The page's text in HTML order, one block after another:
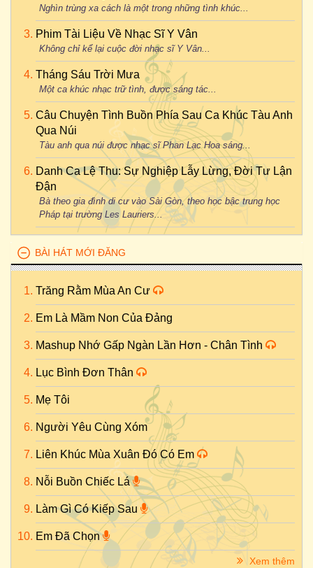
Nghìn trùng xa cách là một trong những tình khúc...
Phim Tài Liệu Về Nhạc Sĩ Y Vân
Không chỉ kể lại cuộc đời nhạc sĩ Y Vân...
Tháng Sáu Trời Mưa
Một ca khúc nhạc trữ tình, được sáng tác...
Câu Chuyện Tình Buồn Phía Sau Ca Khúc Tàu Anh
Qua Núi
Tàu anh qua núi được nhạc sĩ Phan Lạc Hoa sáng...
Danh Ca Lệ Thu: Sự Nghiệp Lẫy Lừng, Đời Tư Lận
Đận
Bà theo gia đình di cư vào Sài Gòn, theo học bậc trung học
Pháp tại trường Les Lauriers...
BÀI HÁT MỚI ĐĂNG
Trăng Rằm Mùa An Cư
Em Là Mầm Non Của Đảng
Mashup Nhớ Gấp Ngàn Lần Hơn - Chân Tình
Lục Bình Đơn Thân
Mẹ Tôi
Người Yêu Cùng Xóm
Liên Khúc Mùa Xuân Đó Có Em
Nỗi Buồn Chiếc Lá
Làm Gì Có Kiếp Sau
Em Đã Chọn
Xem thêm